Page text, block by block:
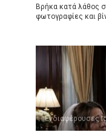
Βρήκα κατά λάθος
φωτογραφίες και
Ενδιαφέρουσες